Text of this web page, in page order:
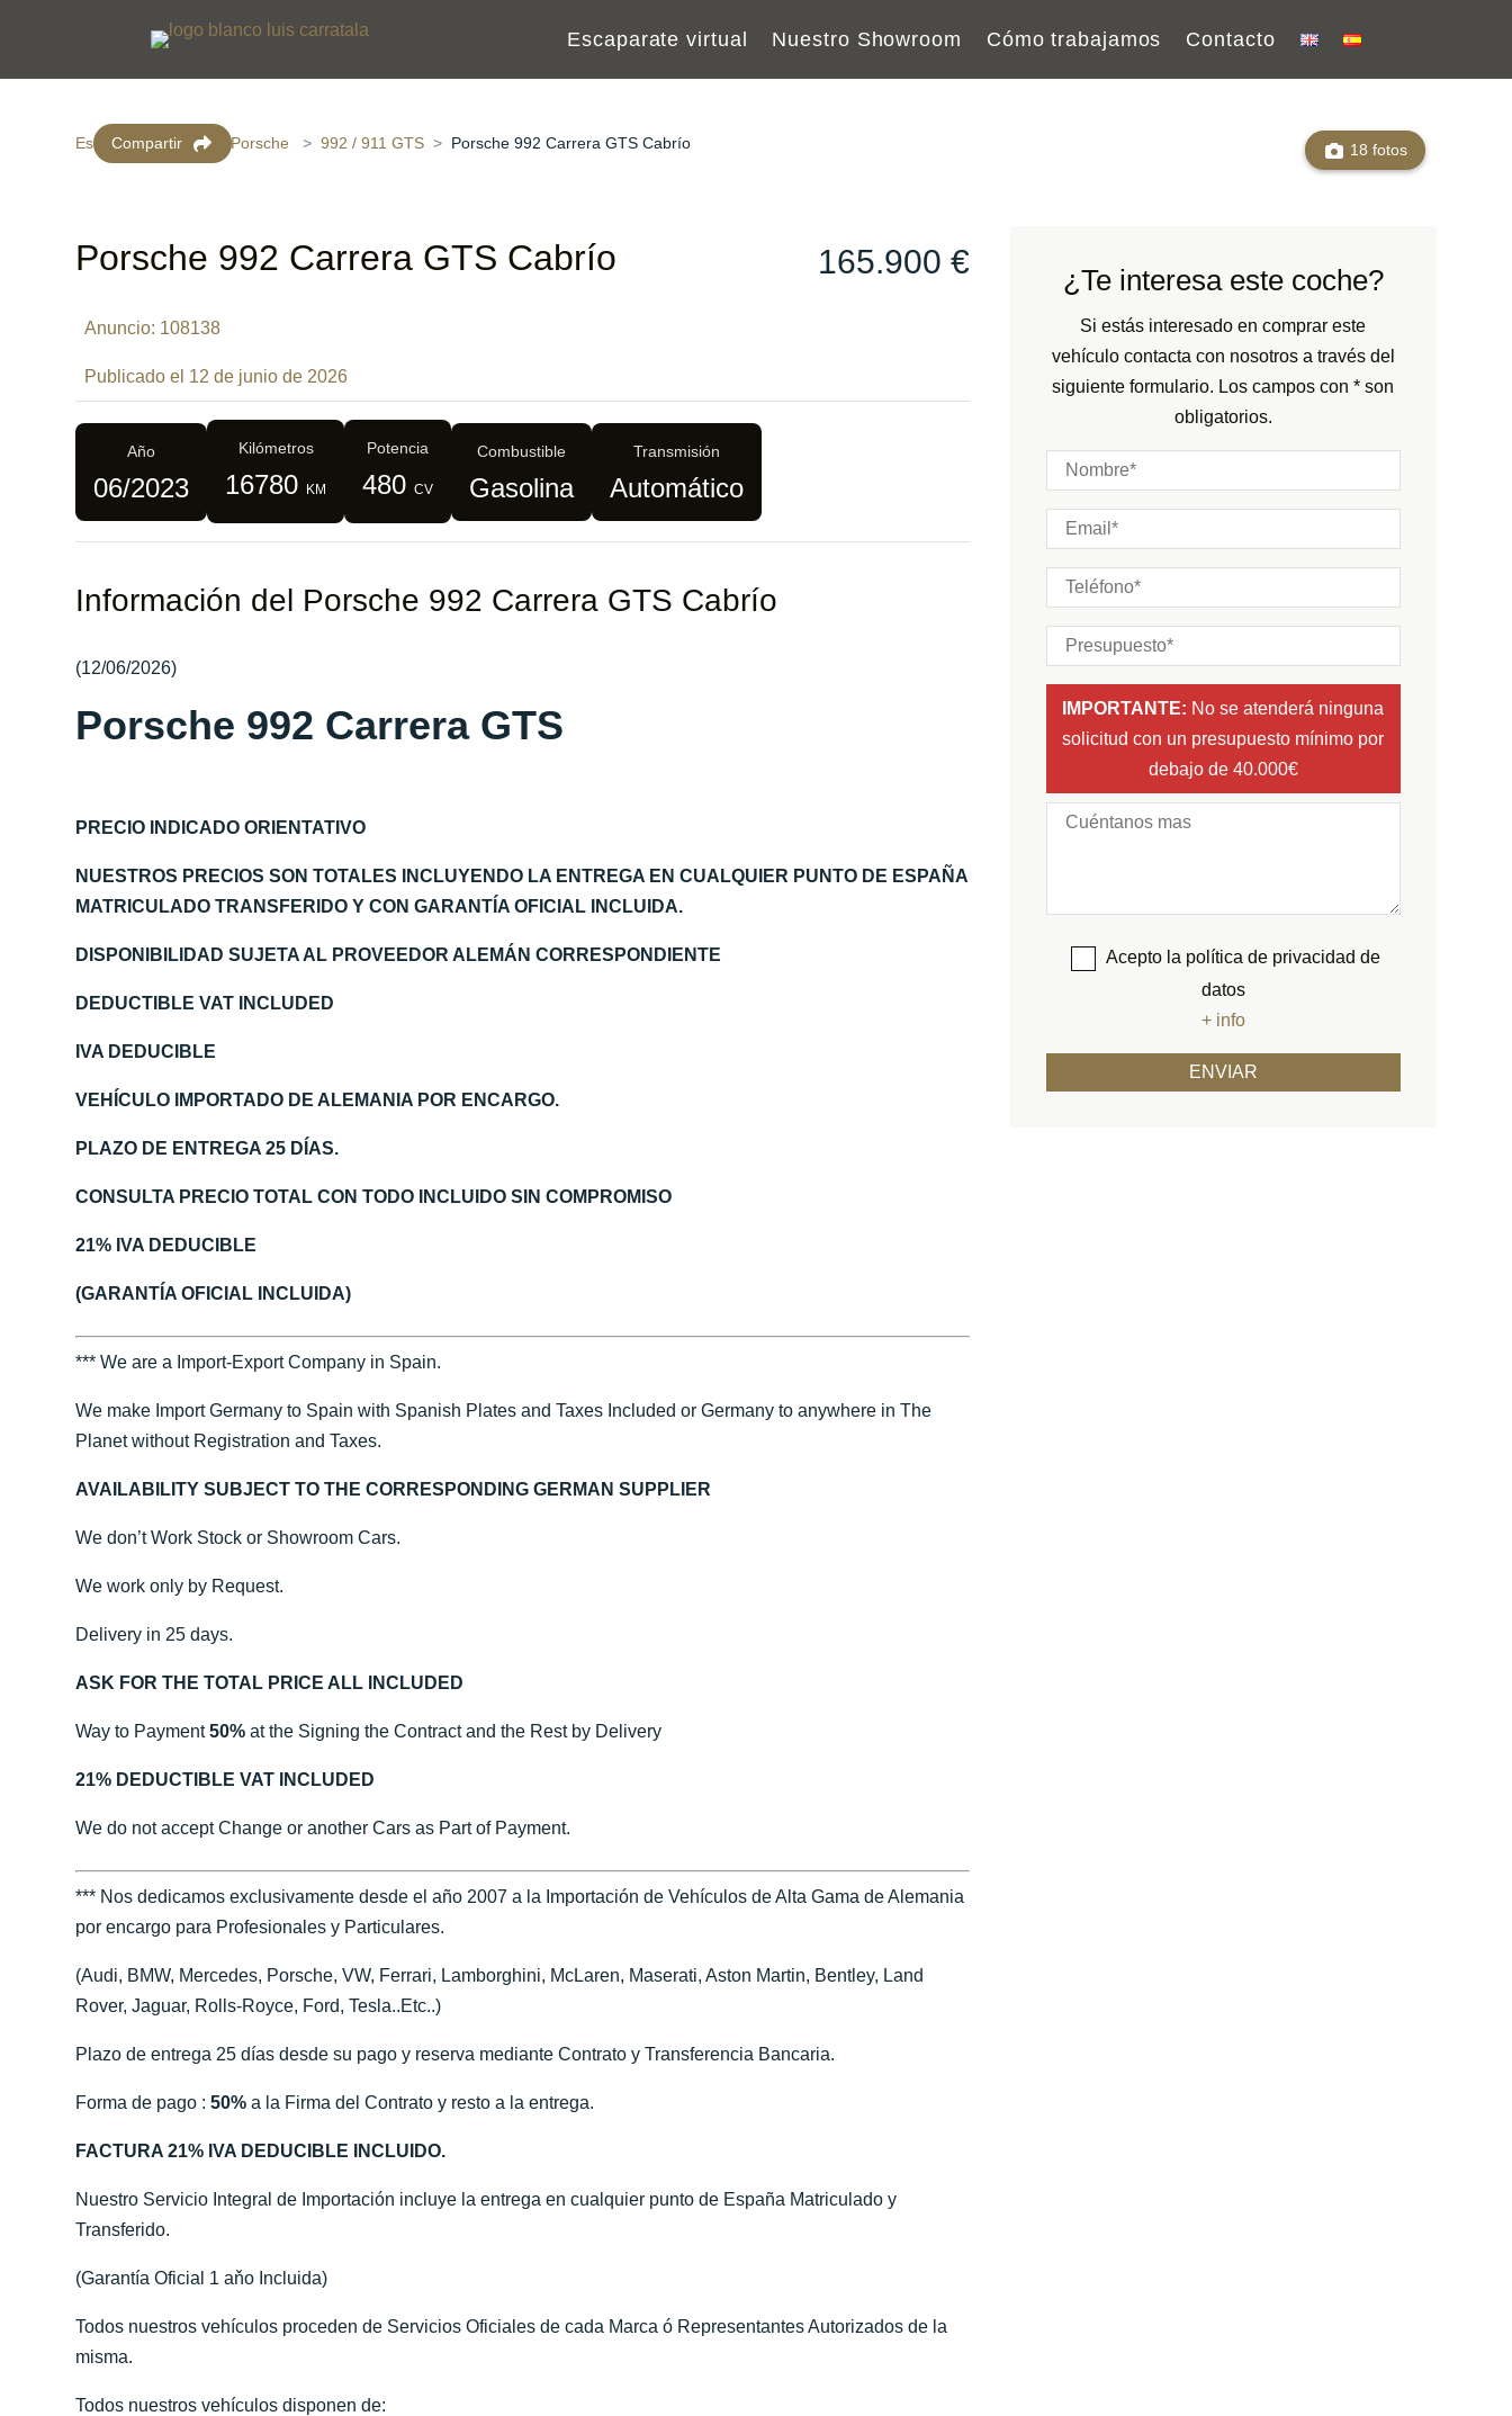
Escaparate virtual Nuestro Showroom Cómo trabajamos Contacto
Escaparate virtual Porsche 992 / 911 GTS Porsche 992 Carrera GTS Cabrío
Compartir 18 fotos
Porsche 992 Carrera GTS Cabrío 165.900 €
Anuncio: 108138
Publicado el 12 de junio de 2026
Año
06/2023
Kilómetros
16780 KM
Potencia
480CV
Combustible
Gasolina
Transmisión
Automático
Información del Porsche 992 Carrera GTS Cabrío
(12/06/2026)
Porsche 992 Carrera GTS
PRECIO INDICADO ORIENTATIVO
NUESTROS PRECIOS SON TOTALES INCLUYENDO LA ENTREGA EN CUALQUIER PUNTO DE ESPAÑA
MATRICULADO TRANSFERIDO Y CON GARANTÍA OFICIAL INCLUIDA.
DISPONIBILIDAD SUJETA AL PROVEEDOR ALEMÁN CORRESPONDIENTE
DEDUCTIBLE VAT INCLUDED
IVA DEDUCIBLE
VEHÍCULO IMPORTADO DE ALEMANIA POR ENCARGO.
PLAZO DE ENTREGA 25 DÍAS.
CONSULTA PRECIO TOTAL CON TODO INCLUIDO SIN COMPROMISO
21% IVA DEDUCIBLE
(GARANTÍA OFICIAL INCLUIDA)
*** We are a Import-Export Company in Spain.
We make Import Germany to Spain with Spanish Plates and Taxes Included or Germany to anywhere in The
Planet without Registration and Taxes.
AVAILABILITY SUBJECT TO THE CORRESPONDING GERMAN SUPPLIER
We don’t Work Stock or Showroom Cars.
We work only by Request.
Delivery in 25 days.
ASK FOR THE TOTAL PRICE ALL INCLUDED
Way to Payment50% at the Signing the Contract and the Rest by Delivery
21% DEDUCTIBLE VAT INCLUDED
We do not accept Change or another Cars as Part of Payment.
*** Nos dedicamos exclusivamente desde el año 2007 a la Importación de Vehículos de Alta Gama de Alemania
por encargo para Profesionales y Particulares.
(Audi, BMW, Mercedes, Porsche, VW, Ferrari, Lamborghini, McLaren, Maserati, Aston Martin, Bentley, Land
Rover, Jaguar, Rolls-Royce, Ford, Tesla..Etc..)
Plazo de entrega 25 días desde su pago y reserva mediante Contrato y Transferencia Bancaria.
Forma de pago :50% a la Firma del Contrato y resto a la entrega.
FACTURA 21% IVA DEDUCIBLE INCLUIDO.
Nuestro Servicio Integral de Importación incluye la entrega en cualquier punto de España Matriculado y
Transferido.
(Garantía Oficial 1 aňo Incluida)
Todos nuestros vehículos proceden de Servicios Oficiales de cada Marca ó Representantes Autorizados de la
misma.
Todos nuestros vehículos disponen de:
¿Te interesa este coche?
Si estás interesado en comprar este
vehículo contacta con nosotros a través del
siguiente formulario. Los campos con * son
obligatorios.
IMPORTANTE: No se atenderá ninguna
solicitud con un presupuesto mínimo por
debajo de 40.000€
Acepto la política de privacidad de
datos
+ info